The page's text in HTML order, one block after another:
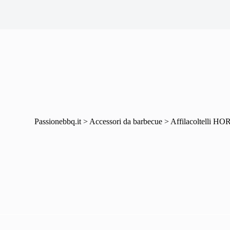
Passionebbq.it > Accessori da barbecue > Affilacoltelli